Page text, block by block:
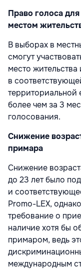
Право голоса
местом
В выборах в
смогут
место
в
территориальной
более чем за 3
голосования.
Снижение
примара
Снижение
до 23 лет было
и
Promo-LEX,
требование о
наличие хотя бы
примаром, ведь
международным